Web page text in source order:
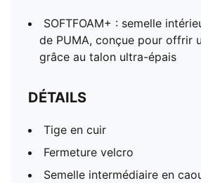
SOFTFOAM+ : semelle
de PUMA, conçue pour offrir
grâce au talon ultra-épais
DÉTAILS
Tige en cuir
Fermeture velcro
Semelle intermédiaire en